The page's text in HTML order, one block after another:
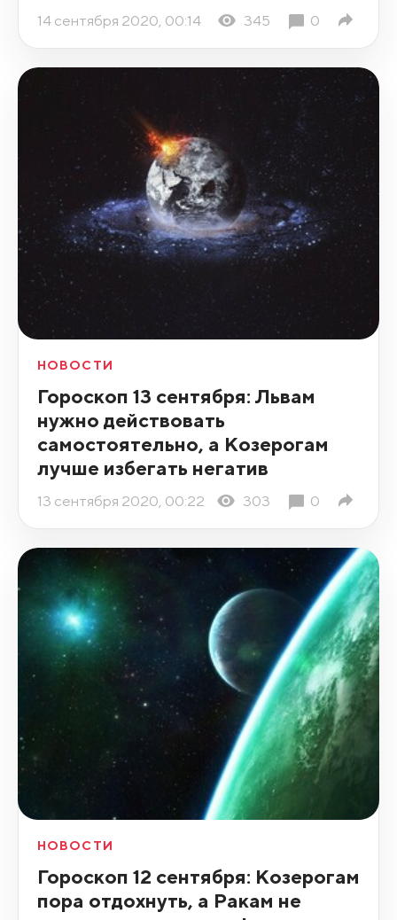
14 сентября 2020, 00:14 345 0
НОВОСТИ
Гороскоп 13 сентября: Львам
нужно действовать
самостоятельно, а Козерогам
лучше избегать негатив
13 сентября 2020, 00:22 303 0
НОВОСТИ
Гороскоп 12 сентября: Козерогам
пора отдохнуть, а Ракам не